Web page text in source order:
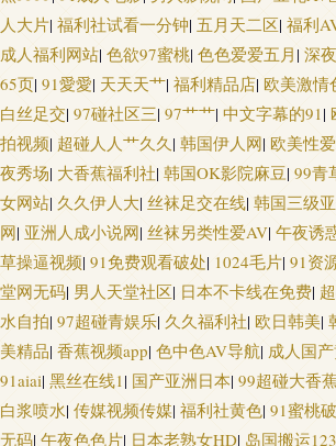
人大片| 福利社试看一分钟| 五月天二区| 福利
成人福利网站| 色欲97蜜桃| 色色爱爱五月 | 深
65页| 91愛愛| 天天天艹| 福利精品店| 欧美激情
白丝足交| 97碰社区三| 97艹艹| 中文字幕的91|
拍视频| 超碰人人艹久久| 韩国伊人网| 欧美性
夜秀场| 大香蕉福利社| 韩国OK影院麻豆| 99青
女网站| 久久伊人大| 丝袜足交在线| 韩国三级
网| 亚洲人成小说网| 丝袜另类性爱AV| 午夜诱
草操逼视频| 91免费观看破处| 1024毛片| 91资
堂网无码| 男人天堂社区| 日本不卡线在免费|
水自拍| 97超碰青娱乐| 久久福利社| 欧日韩美|
美精品| 香蕉视频app| 色中色AV导航| 成人国
91aiai| 黑丝在线1| 国产亚洲日本| 99超碰大香
白浆喷水| 传媒视频传媒| 福利社黄色| 91蜜桃
无码| 午夜色色片| 日本老熟女HD| 岛国搬运123